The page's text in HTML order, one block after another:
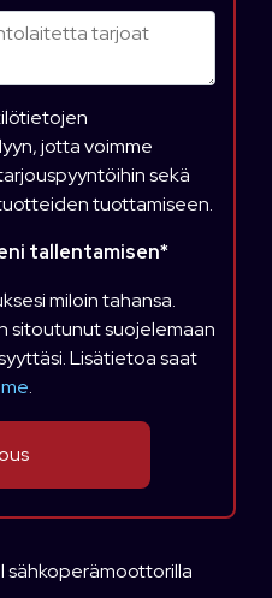
jotta voimme
sekä
tuottamiseen.
tallentamisen*
miloin tahansa.
sitoutunut suojelemaan
Lisätietoa saat
.
sähkoperämoottorilla